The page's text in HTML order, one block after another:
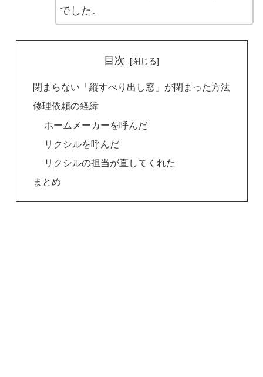
でした。
目次
閉まらない「縦すべり出し窓」が閉まった方法
修理依頼の経緯
ホームメーカーを呼んだ
リクシルを呼んだ
リクシルの担当が直してくれた
まとめ